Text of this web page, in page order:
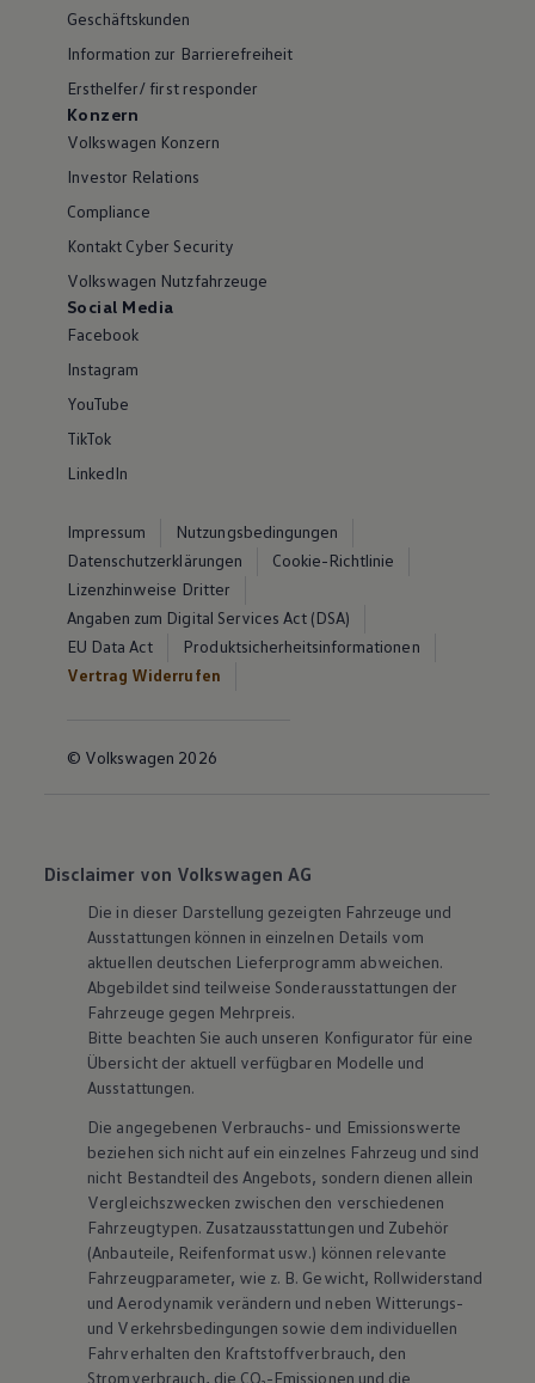
Geschäftskunden
Information zur Barrierefreiheit
Ersthelfer/ first responder
Konzern
Volkswagen Konzern
Investor Relations
Compliance
Kontakt Cyber Security
Volkswagen Nutzfahrzeuge
Social Media
Facebook
Instagram
YouTube
TikTok
LinkedIn
Impressum
Nutzungsbedingungen
Datenschutzerklärungen
Cookie-Richtlinie
Lizenzhinweise Dritter
Angaben zum Digital Services Act (DSA)
EU Data Act
Produktsicherheitsinformationen
Vertrag Widerrufen
© Volkswagen 2026
Disclaimer von Volkswagen AG
Die in dieser Darstellung gezeigten Fahrzeuge und
Ausstattungen können in einzelnen Details vom
aktuellen deutschen Lieferprogramm abweichen.
Abgebildet sind teilweise Sonderausstattungen der
Fahrzeuge gegen Mehrpreis.
Bitte beachten Sie auch unseren Konfigurator für eine
Übersicht der aktuell verfügbaren Modelle und
Ausstattungen.
Die angegebenen Verbrauchs- und Emissionswerte
beziehen sich nicht auf ein einzelnes Fahrzeug und sind
nicht Bestandteil des Angebots, sondern dienen allein
Vergleichszwecken zwischen den verschiedenen
Fahrzeugtypen. Zusatzausstattungen und Zubehör
(Anbauteile, Reifenformat usw.) können relevante
Fahrzeugparameter, wie z. B. Gewicht, Rollwiderstand
und Aerodynamik verändern und neben Witterungs-
und Verkehrsbedingungen sowie dem individuellen
Fahrverhalten den Kraftstoffverbrauch, den
Stromverbrauch, die CO₂-Emissionen und die